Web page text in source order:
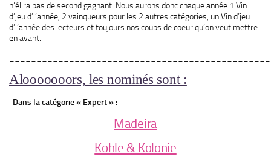
n’élira pas de second gagnant. Nous aurons donc chaque année 1 Vin
d’jeu d’l’année, 2 vainqueurs pour les 2 autres catégories, un Vin d’jeu
d’l’année des lecteurs et toujours nos coups de coeur qu’on veut mettre
en avant.
Alooooooors, les nominés sont :
-Dans la catégorie « Expert » :
Madeira
Kohle & Kolonie